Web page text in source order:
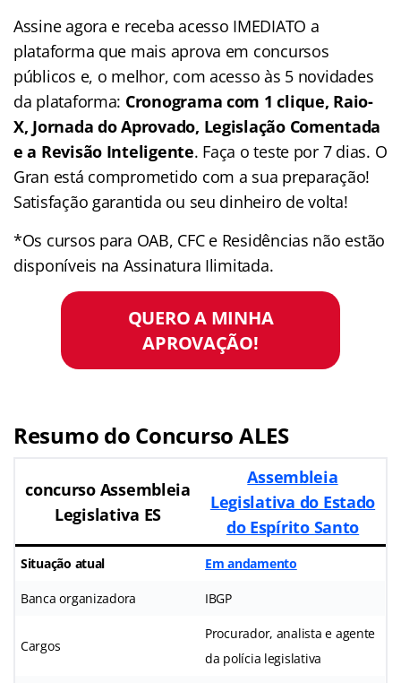
Assine agora e receba acesso IMEDIATO a
plataforma que mais aprova em concursos
públicos e, o melhor, com acesso às 5 novidades
da plataforma: Cronograma com 1 clique, Raio-
X, Jornada do Aprovado, Legislação Comentada
e a Revisão Inteligente. Faça o teste por 7 dias. O
Gran está comprometido com a sua preparação!
Satisfação garantida ou seu dinheiro de volta!
*Os cursos para OAB, CFC e Residências não estão
disponíveis na Assinatura Ilimitada.
QUERO A MINHA
APROVAÇÃO!
Resumo do Concurso ALES
concurso Assembleia
Legislativa ES
Assembleia
Legislativa do Estado
do Espírito Santo
Situação atual Em andamento
Banca organizadora IBGP
Cargos
Procurador, analista e agente
da polícia legislativa